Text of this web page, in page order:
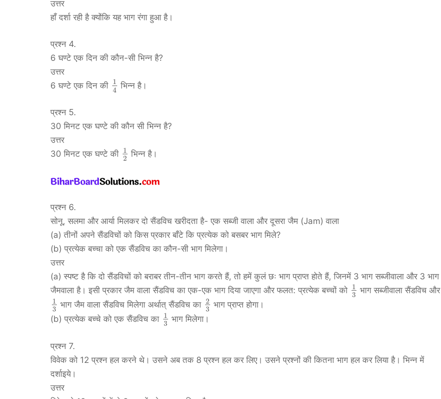
उत्तर
हाँ दर्शा रही है क्योंकि यह भाग रंगा हुआ है।
प्रश्न 4.
6 घण्टे एक दिन की कौन-सी भिन्न है?
उत्तर
6 घण्टे एक दिन की 1
4 भिन्न है।
प्रश्न 5.
30 मिनट एक घण्टे की कौन सी भिन्न है?
उत्तर
30 मिनट एक घण्टे की 1
2 भिन्न है।
प्रश्न 6.
सोनू, सलमा और आर्या मिलकर दो सैंडविच खरीदता है- एक सब्जी वाला और दूसरा जैम (Jam) वाला
(a) तीनों अपने सैंडविचों को किस प्रकार बाँटे कि प्रत्येक को बसबर भाग मिले?
(b) प्रत्येक बच्चा को एक सैंडविच का कौन-सी भाग मिलेगा।
उत्तर
(a) स्पष्ट है कि दो सैंडविचों को बराबर तीन-तीन भाग करते हैं, तो हमें कुलं छः भाग प्राप्त होते हैं, जिनमें 3 भाग सब्जीवाला और 3 भाग
जैमवाला है। इसी प्रकार जैम वाला सैंडविच का एक-एक भाग दिया जाएगा और फलत: प्रत्येक बच्चों को 1
3 भाग सब्जीवाला सैंडविच और
1
3 भाग जैम वाला सैंडविच मिलेगा अर्थात् सैंडविच का 2
3 भाग प्राप्त होगा।
(b) प्रत्येक बच्चे को एक सैंडविच का 1
3 भाग मिलेगा।
प्रश्न 7.
विवेक को 12 प्रश्न हल करने थे। उसने अब तक 8 प्रश्न हल कर लिए। उसने प्रश्नों की कितना भाग हल कर लिया है। भिन्न में
दर्शाइये।
उत्तर